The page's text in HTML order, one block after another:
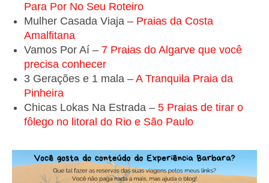
Para Por No Seu Roteiro
Mulher Casada Viaja – Praias da Costa
Amalfitana
Vamos Por Aí – 7 Praias do Algarve que você
precisa conhecer
3 Gerações e 1 mala – A Tranquila Praia da
Pinheira
Chicas Lokas Na Estrada – 5 Praias de tirar o
fôlego no litoral do Rio e São Paulo